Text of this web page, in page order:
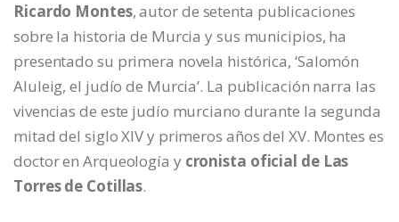
Ricardo Montes, autor de setenta publicaciones
sobre la historia de Murcia y sus municipios, ha
presentado su primera novela histórica, ‘Salomón
Aluleig, el judío de Murcia’. La publicación narra las
vivencias de este judío murciano durante la segunda
mitad del siglo XIV y primeros años del XV. Montes es
doctor en Arqueología y cronista oficial de Las
Torres de Cotillas.